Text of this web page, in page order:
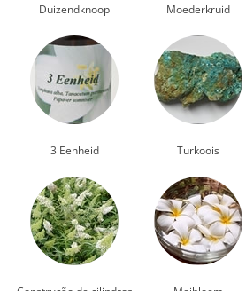
Duizendknoop Moederkruid
3 Eenheid Turkoois